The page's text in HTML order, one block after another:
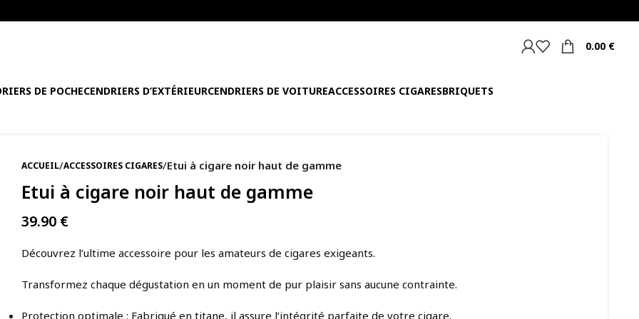
0.00 €
DE POCHECENDRIERS D’EXTÉRIEURCENDRIERS DE VOITUREACCESSOIRES CIGARESBRIQUETS
ACCUEIL/ACCESSOIRES CIGARES/Etui à cigare noir haut de gamme
Etui à cigare noir haut de gamme
39.90 €
Découvrez l’ultime accessoire pour les amateurs de cigares exigeants.
Transformez chaque dégustation en un moment de pur plaisir sans aucune contrainte.
Protection optimale : Fabriqué en titane, il assure l’intégrité parfaite de votre cigare.